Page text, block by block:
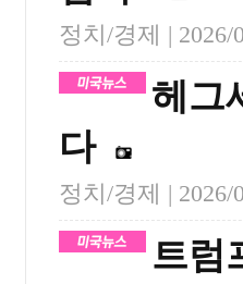
정치/경제 | 2026/
헤그
다
정치/경제 | 2026/
트럼